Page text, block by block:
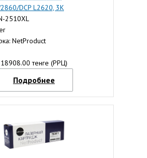
DCP L2620, 3K
2510XL
NetProduct
18908.00 тенге (РРЦ)
Подробнее